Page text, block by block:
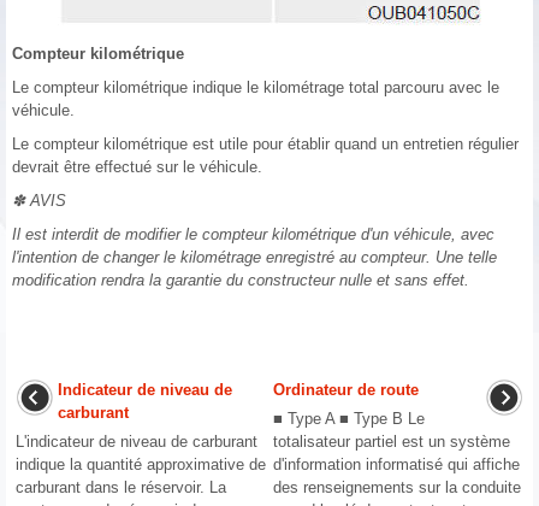
Compteur kilométrique
Le compteur kilométrique indique le kilométrage total parcouru avec le
véhicule.
Le compteur kilométrique est utile pour établir quand un entretien régulier
devrait être effectué sur le véhicule.
✽ AVIS
Il est interdit de modifier le compteur kilométrique d'un véhicule, avec
l'intention de changer le kilométrage enregistré au compteur. Une telle
modification rendra la garantie du constructeur nulle et sans effet.
Indicateur de niveau de
carburant
L'indicateur de niveau de carburant
indique la quantité approximative de
carburant dans le réservoir. La
Ordinateur de route
■ Type A ■ Type B Le
totalisateur partiel est un système
d'information informatisé qui affiche
des renseignements sur la conduite